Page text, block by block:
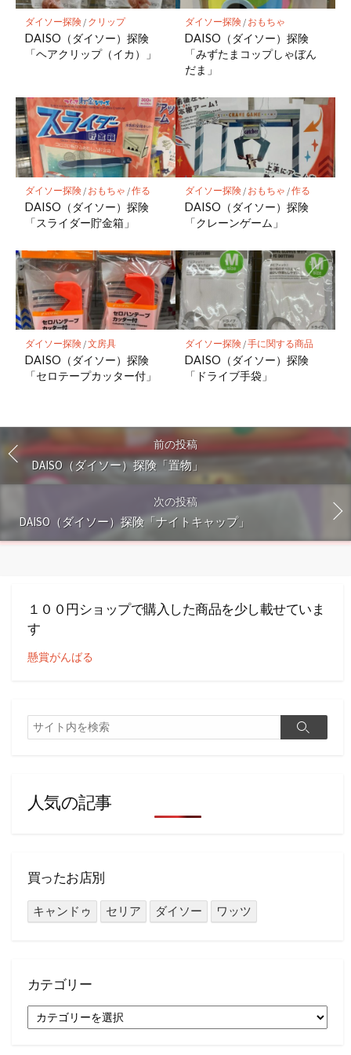
ダイソー探険/ クリップ
DAISO（ダイソー）探険
「ヘアクリップ（イカ）」
ダイソー探険/ おもちゃ
DAISO（ダイソー）探険
「みずたまコップしゃぼん
だま」
ダイソー探険/ おもちゃ /作る
DAISO（ダイソー）探険
「スライダー貯金箱」
ダイソー探険/ おもちゃ /作る
DAISO（ダイソー）探険
「クレーンゲーム」
ダイソー探険/文房具
DAISO（ダイソー）探険
「セロテープカッター付」
ダイソー探険/手に関する商品
DAISO（ダイソー）探険
「ドライブ手袋」
前の投稿
DAISO（ダイソー）探険「置物」
次の投稿
DAISO（ダイソー）探険「ナイトキャップ」
１００円ショップで購入した商品を少し載せていま
す
懸賞がんばる
検
索
検
人気の記事
買ったお店別
キャンドゥ セリア ダイソー ワッツ
カテゴリー
テ